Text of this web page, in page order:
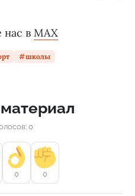
нас в MAX
школы
0
0 0